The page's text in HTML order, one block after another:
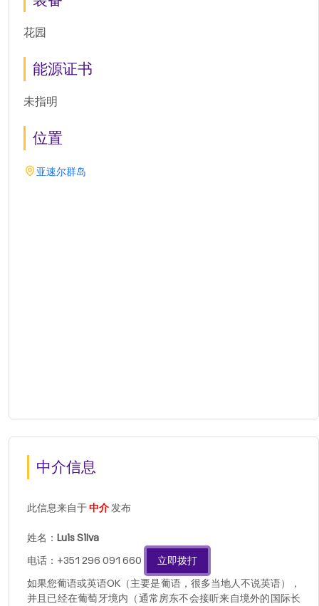
花园
能源证书
未指明
位置
亚速尔群岛
中介信息
此信息来自于中介发布
姓名： Luis Silva
电话：+351 296 091 660
立即拨打
如果您葡语或英语OK（主要是葡语，很多当地人不说英语），
并且已经在葡萄牙境内（通常房东不会接听来自境外的国际长